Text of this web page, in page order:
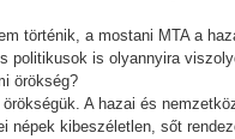
történik, a mostani MTA a
politikusok is olyannyira
örökség?
örökségük. A hazai és
népek kibeszéletlen, sőt